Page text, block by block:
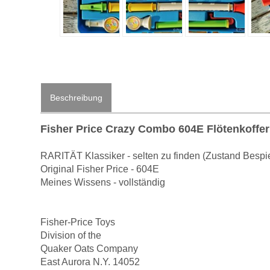
Beschreibung
Fisher Price Crazy Combo 604E Flötenkoffer
RARITÄT Klassiker - selten zu finden (Zustand
Original Fisher Price - 604E
Meines Wissens - vollständig
Fisher-Price Toys
Division of the
Quaker Oats Company
East Aurora N.Y. 14052